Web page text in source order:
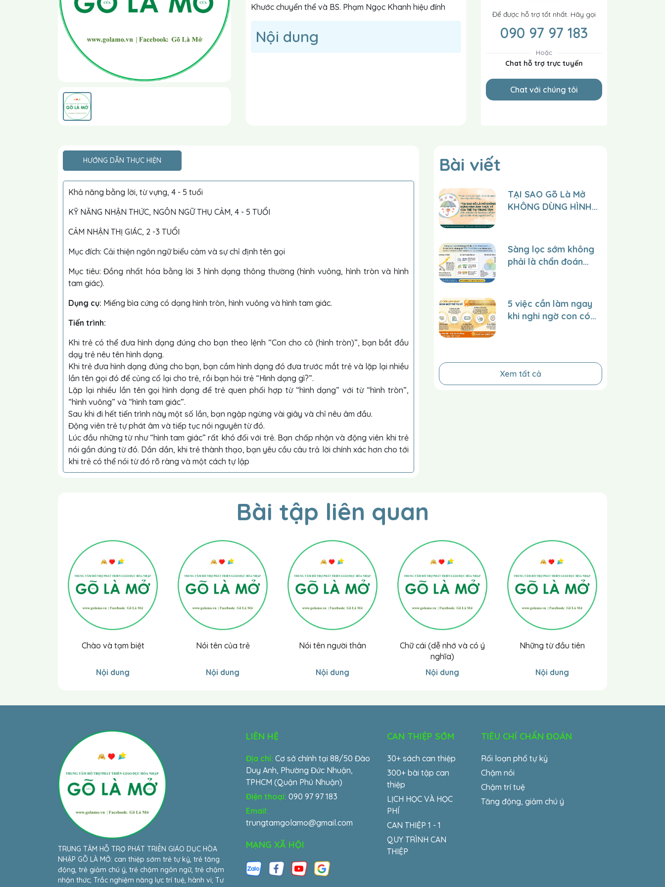
Khước chuyển thể và BS. Phạm Ngọc Khanh hiệu đính
Nội dung
Để được hỗ trợ tốt nhất. Hãy gọi
090 97 97 183
Hoặc
Chat hỗ trợ trực tuyến
Chat với chúng tôi
HƯỚNG DẪN THỰC HIỆN
Khả năng bằng lời, từ vựng, 4 - 5 tuổi
KỸ NĂNG NHẬN THỨC, NGÔN NGỮ THỤ CẢM, 4 - 5 TUỔI
CẢM NHẬN THỊ GIÁC, 2 -3 TUỔI
Mục đích: Cải thiện ngôn ngữ biểu cảm và sự chỉ định tên gọi
Mục tiêu: Đồng nhất hóa bằng lời 3 hình dạng thông thường (hình vuông, hình tròn và hình
tam giác).
Dụng cụ: Miếng bìa cứng có dạng hình tròn, hình vuông và hình tam giác.
Tiến trình:
Khi trẻ có thể đưa hình dạng đúng cho bạn theo lệnh “Con cho cô (hình tròn)”, bạn bắt đầu
dạy trẻ nêu tên hình dạng.
Khi trẻ đưa hình dạng đúng cho bạn, bạn cầm hình dạng đó đưa trước mắt trẻ và lặp lại nhiều
lần tên gọi đó để củng cố lại cho trẻ, rồi bạn hỏi trẻ “Hình dạng gì?”.
Lặp lại nhiều lần tên gọi hình dạng để trẻ quen phối hợp từ “hình dạng” với từ “hình tròn”,
“hình vuông” và “hình tam giác”.
Sau khi đi hết tiến trình này một số lần, bạn ngập ngừng vài giây và chỉ nêu âm đầu.
Động viên trẻ tự phát âm và tiếp tục nói nguyên từ đó.
Lúc đầu những từ như “hình tam giác” rất khó đối với trẻ. Bạn chấp nhận và động viên khi trẻ
nói gần đúng từ đó. Dần dần, khi trẻ thành thạo, bạn yêu cầu câu trả lời chính xác hơn cho tới
khi trẻ có thể nói từ đó rõ ràng và một cách tự lập
Bài viết
TẠI SAO Gõ Là Mở
KHÔNG DÙNG HÌNH
trên website và
facebook để lan tỏa
giá trị đến nhiều
Sàng lọc sớm không
phải là chẩn đoán
THƯƠNG con một
cách khoa học.
5 việc cần làm ngay
khi nghi ngờ con có
Xem tất cả
Bài tập liên quan
Chào và tạm biệt
Nội dung
Nói tên của trẻ
Nội dung
Nói tên người thân
Nội dung
Chữ cái (dễ nhớ và có ý
nghĩa)
Nội dung
Những từ đầu tiên
Nội dung
TRUNG TÂM HỖ TRỢ PHÁT TRIỂN GIÁO DỤC HÒA
NHẬP GÕ LÀ MỞ: can thiệp sớm trẻ tự kỷ, trẻ tăng
động, trẻ giảm chú ý, trẻ chậm ngôn ngữ, trẻ chậm
nhận thức; Trắc nghiệm năng lực trí tuệ, hành vi; Tư
LIÊN HỆ
Địa chỉ: Cơ sở chính tại 88/50 Đào
Duy Anh, Phường Đức Nhuận,
TPHCM (Quận Phú Nhuận)
Điện thoại: 090 97 97 183
Email:
trungtamgolamo@gmail.com
MẠNG XÃ HỘI
CAN THIỆP SỚM
30+ sách can thiệp
300+ bài tập can
thiệp
LỊCH HỌC VÀ HỌC
PHÍ
CAN THIỆP 1 - 1
QUY TRÌNH CAN
THIỆP
TIÊU CHÍ CHẨN ĐOÁN
Rối loạn phổ tự kỷ
Chậm nói
Chậm trí tuệ
Tăng động, giảm chú ý